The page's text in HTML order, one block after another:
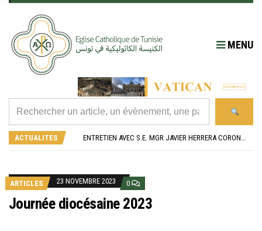
MENU
ACTUALITES
RETOUR SUR LA JOURNÉE DIOCÉSAINE 2026 EN TUNISIE
ARTICLES
23 NOVEMBRE 2023 0
Journée diocésaine 2023